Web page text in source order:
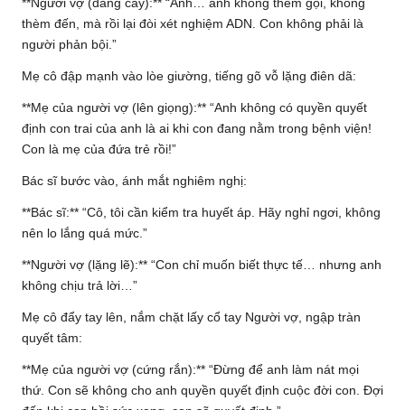
**Người vợ (đắng cay):** “Anh… anh không thèm gọi, không
thèm đến, mà rồi lại đòi xét nghiệm ADN. Con không phải là
người phản bội.”
Mẹ cô đập mạnh vào lòe giường, tiếng gõ vỗ lặng điên dã:
**Mẹ của người vợ (lên giọng):** “Anh không có quyền quyết
định con trai của anh là ai khi con đang nằm trong bệnh viện!
Con là mẹ của đứa trẻ rồi!”
Bác sĩ bước vào, ánh mắt nghiêm nghị:
**Bác sĩ:** “Cô, tôi cần kiểm tra huyết áp. Hãy nghỉ ngơi, không
nên lo lắng quá mức.”
**Người vợ (lặng lẽ):** “Con chỉ muốn biết thực tế… nhưng anh
không chịu trả lời…”
Mẹ cô đẩy tay lên, nắm chặt lấy cổ tay Người vợ, ngập tràn
quyết tâm:
**Mẹ của người vợ (cứng rắn):** “Đừng để anh làm nát mọi
thứ. Con sẽ không cho anh quyền quyết định cuộc đời con. Đợi